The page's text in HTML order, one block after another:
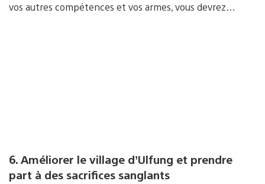
vos autres compétences et vos armes, vous devrez…
6. Améliorer le village d’Ulfung et prendre
part à des sacrifices sanglants